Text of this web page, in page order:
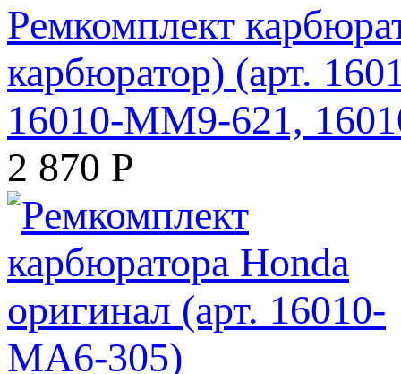
Ремкомплект
карбюратор) (арт.
16010-MM9-621,
2 870 Р